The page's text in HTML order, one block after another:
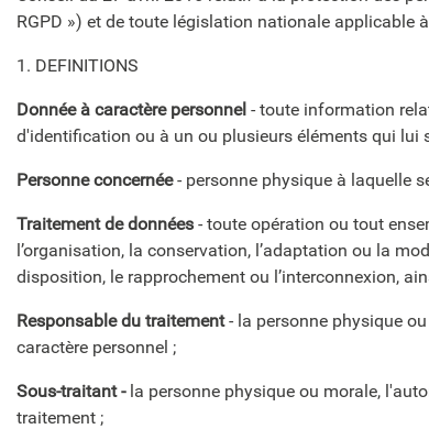
RGPD ») et de toute législation nationale applicable
1. DEFINITIONS
Donnée à caractère personnel - toute information
d'identification ou à un ou plusieurs éléments qui lui
Personne concernée- personne physique à laquelle
Traitement de données - toute opération ou tout
l’organisation, la conservation, l’adaptation ou la
disposition, le rapprochement ou l’interconnexion,
Responsable du traitement- la personne physique
caractère personnel ;
Sous-traitant - la personne physique ou morale,
traitement ;